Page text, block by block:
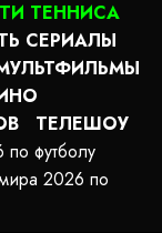
ТЕННИСА
СЕРИАЛЫ
ТЕЛЕШОУ
футболу
2026 по